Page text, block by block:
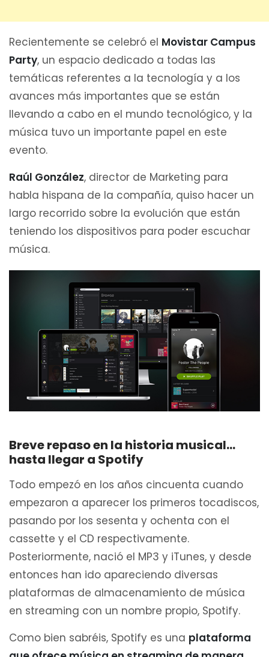
Recientemente se celebró el Movistar Campus
Party, un espacio dedicado a todas las
temáticas referentes a la tecnología y a los
avances más importantes que se están
llevando a cabo en el mundo tecnológico, y la
música tuvo un importante papel en este
evento.
Raúl González, director de Marketing para
habla hispana de la compañía, quiso hacer un
largo recorrido sobre la evolución que están
teniendo los dispositivos para poder escuchar
música.
Breve repaso en la historia musical…
hasta llegar a Spotify
Todo empezó en los años cincuenta cuando
empezaron a aparecer los primeros tocadiscos,
pasando por los sesenta y ochenta con el
cassette y el CD respectivamente.
Posteriormente, nació el MP3 y iTunes, y desde
entonces han ido apareciendo diversas
plataformas de almacenamiento de música
en streaming con un nombre propio, Spotify.
Como bien sabréis, Spotify es una plataforma